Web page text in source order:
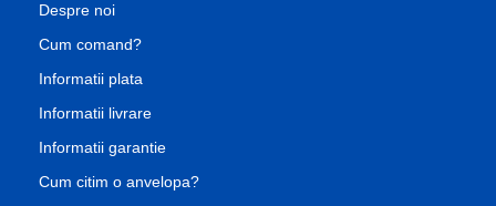
Despre noi
Cum comand?
Informatii plata
Informatii livrare
Informatii garantie
Cum citim o anvelopa?